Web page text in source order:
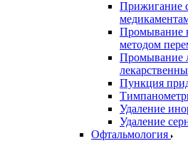
Прижигание
Промывание
методом
Промывание
Пункция
Удаление
Удаление
Офтальмология